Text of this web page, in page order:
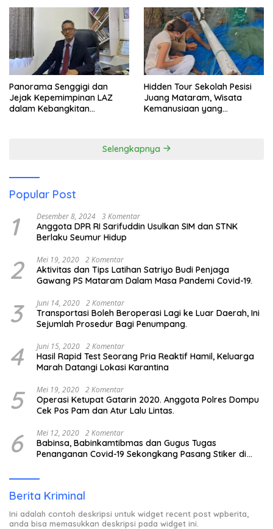
Panorama Senggigi dan
Jejak Kepemimpinan LAZ
dalam Kebangkitan
Hidden Tour Sekolah Pesisi
Juang Mataram, Wisata
Kemanusiaan yang
Selengkapnya
Popular Post
1 Desember 8, 2024 3 Komentar
Anggota DPR RI Sarifuddin Usulkan SIM dan STNK
Berlaku Seumur Hidup
2 Mei 19, 2020 2 Komentar
Aktivitas dan Tips Latihan Satriyo Budi Penjaga
Gawang PS Mataram Dalam Masa Pandemi Covid-19.
3 Juni 14, 2020 2 Komentar
Transportasi Boleh Beroperasi Lagi ke Luar Daerah, Ini
Sejumlah Prosedur Bagi Penumpang.
4 Juni 15, 2020 2 Komentar
Hasil Rapid Test Seorang Pria Reaktif Hamil, Keluarga
Marah Datangi Lokasi Karantina
5 Mei 19, 2020 2 Komentar
Operasi Ketupat Gatarin 2020. Anggota Polres Dompu
Cek Pos Pam dan Atur Lalu Lintas.
6 Mei 12, 2020 2 Komentar
Babinsa, Babinkamtibmas dan Gugus Tugas
Penanganan Covid-19 Sekongkang Pasang Stiker di
Berita Kriminal
Ini adalah contoh deskripsi untuk widget recent post wpberita,
anda bisa memasukkan deskripsi pada widget ini.